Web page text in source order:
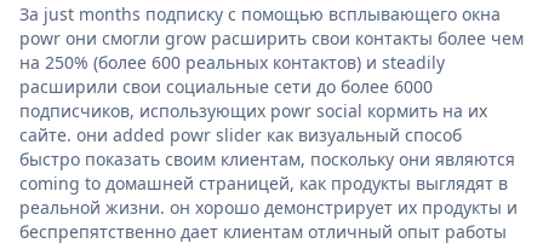
За just months подписку с помощью всплывающего окна
powr они смогли grow расширить свои контакты более чем
на 250% (более 600 реальных контактов) и steadily
расширили свои социальные сети до более 6000
подписчиков, использующих powr social кормить на их
сайте. они added powr slider как визуальный способ
быстро показать своим клиентам, поскольку они являются
coming to домашней страницей, как продукты выглядят в
реальной жизни. он хорошо демонстрирует их продукты и
беспрепятственно дает клиентам отличный опыт работы